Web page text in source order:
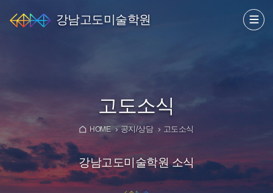
강남고도미술학원
고도소식
HOME 공지/상담 고도소식
강남고도미술학원 소식